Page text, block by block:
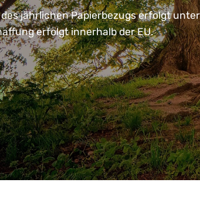
jährlichen Papierbezugs erfolgt
erfolgt innerhalb der EU.